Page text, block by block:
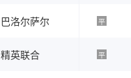
巴洛尔萨尔 平
精英联合 平